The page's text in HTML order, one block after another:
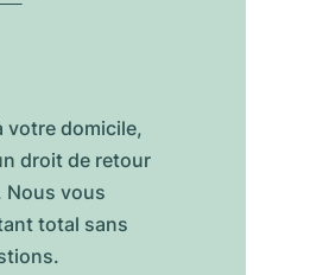
votre domicile,
droit de retour
Nous vous
total sans